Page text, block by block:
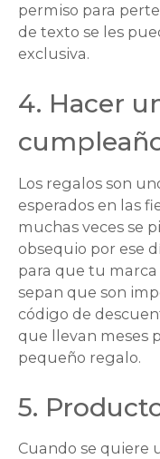
permiso para
de texto se les
exclusiva.
4. Hacer
Los regalos son
esperados en las
muchas veces se
obsequio por ese
para que tu
sepan que son
código de
que llevan meses
pequeño regalo.
5.
Cuando se quiere